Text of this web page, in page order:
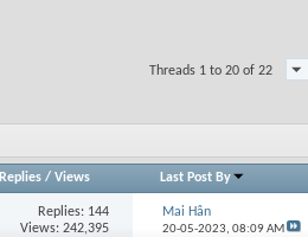
Threads 1 to 20 of 22
Replies/ Views Last Post By
Replies: 144
Views: 242,395
Mai Hân
20-05-2023, 08:09 AM